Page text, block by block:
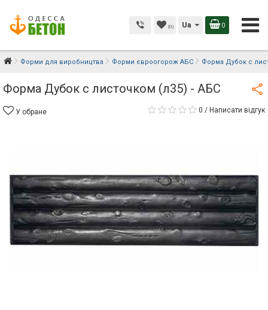
(0) Ua 0
Форми для виробництва Форми євроогорож АБС Форма Дубок с
Форма Дубок с листочком (л35) - АБС
У обране 0 / Написати відгук